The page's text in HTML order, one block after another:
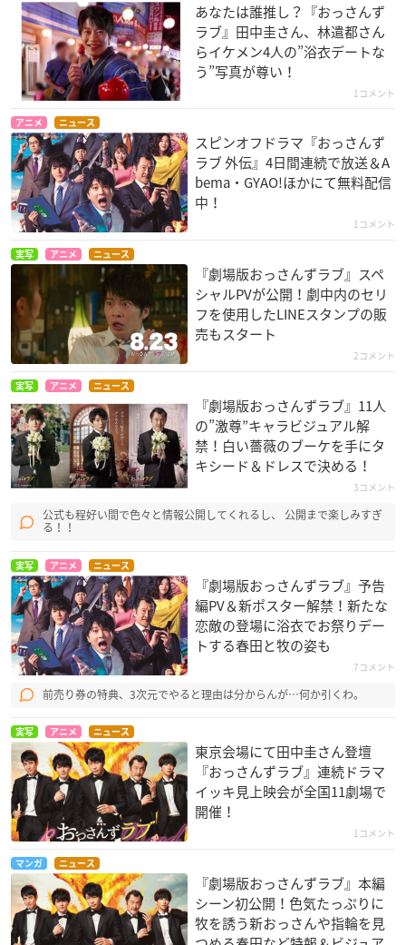
あなたは誰推し？『おっさんず
ラブ』田中圭さん、林遣都さん
らイケメン4人の”浴衣デートな
う”写真が尊い！
1コメント
アニメ ニュース
スピンオフドラマ『おっさんず
ラブ 外伝』4日間連続で放送＆A
bema・GYAO!ほかにて無料配信
中！
1コメント
実写 アニメ ニュース
『劇場版おっさんずラブ』スペ
シャルPVが公開！劇中内のセリ
フを使用したLINEスタンプの販
売もスタート
2コメント
実写 アニメ ニュース
『劇場版おっさんずラブ』11人
の”激尊”キャラビジュアル解
禁！白い薔薇のブーケを手にタ
キシード＆ドレスで決める！
3コメント
公式も程好い間で色々と情報公開してくれるし、 公開まで楽しみすぎ
る！！
実写 アニメ ニュース
『劇場版おっさんずラブ』予告
編PV＆新ポスター解禁！新たな
恋敵の登場に浴衣でお祭りデー
トする春田と牧の姿も
7コメント
前売り券の特典、3次元でやると理由は分からんが…何か引くわ。
実写 アニメ ニュース
東京会場にて田中圭さん登壇
『おっさんずラブ』連続ドラマ
イッキ見上映会が全国11劇場で
開催！
1コメント
マンガ ニュース
『劇場版おっさんずラブ』本編
シーン初公開！色気たっぷりに
牧を誘う新おっさんや指輪を見